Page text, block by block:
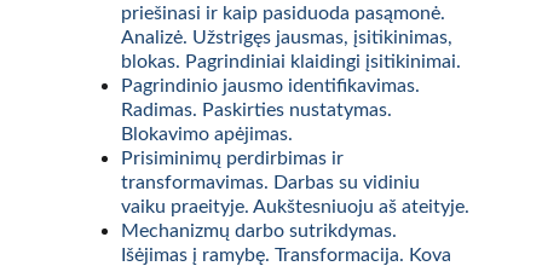
priešinasi ir kaip pasiduoda pasąmonė.
Analizė. Užstrigęs jausmas, įsitikinimas,
blokas. Pagrindiniai klaidingi įsitikinimai.
Pagrindinio jausmo identifikavimas.
Radimas. Paskirties nustatymas.
Blokavimo apėjimas.
Prisiminimų perdirbimas ir
transformavimas. Darbas su vidiniu
vaiku praeityje. Aukštesniuoju aš ateityje.
Mechanizmų darbo sutrikdymas.
Išėjimas į ramybę. Transformacija. Kova